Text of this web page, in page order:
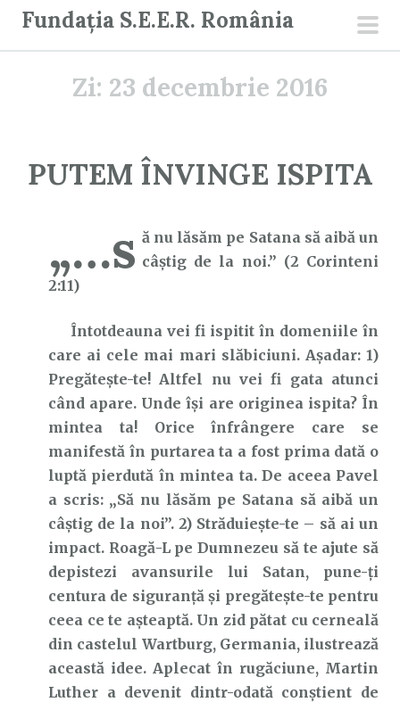
Fundația S.E.E.R. România
Zi: 23 decembrie 2016
PUTEM ÎNVINGE ISPITA
„…s ă nu lăsăm pe Satana să aibă un
câştig de la noi.” (2 Corinteni
2:11)
Întotdeauna vei fi ispitit în domeniile în
care ai cele mai mari slăbiciuni. Așadar: 1)
Pregătește-te! Altfel nu vei fi gata atunci
când apare. Unde își are originea ispita? În
mintea ta! Orice înfrângere care se
manifestă în purtarea ta a fost prima dată o
luptă pierdută în mintea ta. De aceea Pavel
a scris: „Să nu lăsăm pe Satana să aibă un
câştig de la noi”. 2) Străduiește-te – să ai un
impact. Roagă-L pe Dumnezeu să te ajute să
depistezi avansurile lui Satan, pune-ți
centura de siguranță și pregătește-te pentru
ceea ce te așteaptă. Un zid pătat cu cerneală
din castelul Wartburg, Germania, ilustrează
această idee. Aplecat în rugăciune, Martin
Luther a devenit dintr-odată conștient de